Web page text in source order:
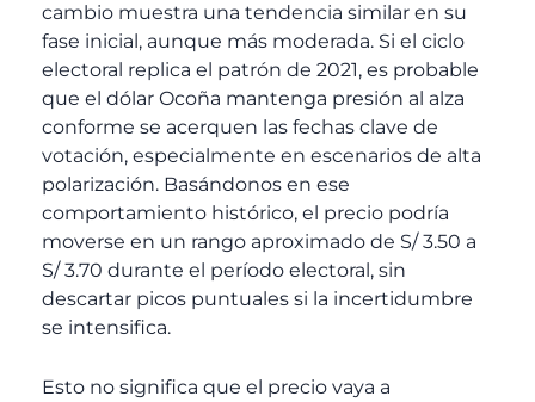
cambio muestra una tendencia similar en su
fase inicial, aunque más moderada. Si el ciclo
electoral replica el patrón de 2021, es probable
que el dólar Ocoña mantenga presión al alza
conforme se acerquen las fechas clave de
votación, especialmente en escenarios de alta
polarización. Basándonos en ese
comportamiento histórico, el precio podría
moverse en un rango aproximado de S/ 3.50 a
S/ 3.70 durante el período electoral, sin
descartar picos puntuales si la incertidumbre
se intensifica.
Esto no significa que el precio vaya a